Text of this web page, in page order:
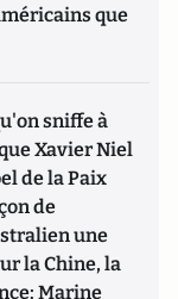
que
sniffe à
Xavier Niel
de la Paix
de
une
la Chine, la
Marine